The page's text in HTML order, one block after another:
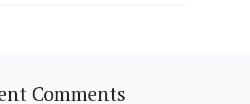
Comments